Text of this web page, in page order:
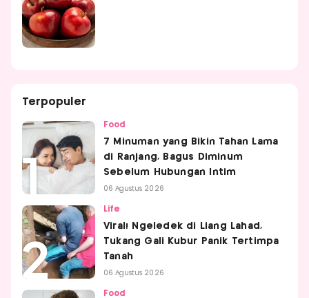
Terpopuler
Food
7 Minuman yang Bikin Tahan Lama
di Ranjang, Bagus Diminum
Sebelum Hubungan Intim
06 Agustus 2026
Life
Viral! Ngeledek di Liang Lahad,
Tukang Gali Kubur Panik Tertimpa
Tanah
06 Agustus 2026
Food